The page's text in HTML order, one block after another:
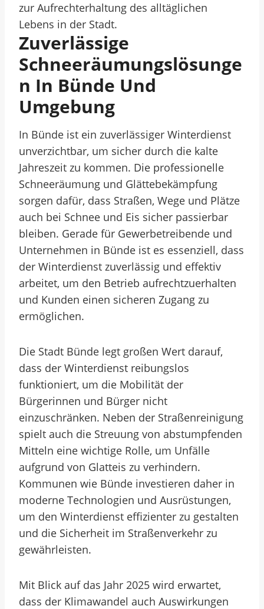
zur Aufrechterhaltung des alltäglichen
Lebens in der Stadt.
Zuverlässige
Schneeräumungslösunge
N In Bünde Und
Umgebung
In Bünde ist ein zuverlässiger Winterdienst
unverzichtbar, um sicher durch die kalte
Jahreszeit zu kommen. Die professionelle
Schneeräumung und Glättebekämpfung
sorgen dafür, dass Straßen, Wege und Plätze
auch bei Schnee und Eis sicher passierbar
bleiben. Gerade für Gewerbetreibende und
Unternehmen in Bünde ist es essenziell, dass
der Winterdienst zuverlässig und effektiv
arbeitet, um den Betrieb aufrechtzuerhalten
und Kunden einen sicheren Zugang zu
ermöglichen.
Die Stadt Bünde legt großen Wert darauf,
dass der Winterdienst reibungslos
funktioniert, um die Mobilität der
Bürgerinnen und Bürger nicht
einzuschränken. Neben der Straßenreinigung
spielt auch die Streuung von abstumpfenden
Mitteln eine wichtige Rolle, um Unfälle
aufgrund von Glatteis zu verhindern.
Kommunen wie Bünde investieren daher in
moderne Technologien und Ausrüstungen,
um den Winterdienst effizienter zu gestalten
und die Sicherheit im Straßenverkehr zu
gewährleisten.
Mit Blick auf das Jahr 2025 wird erwartet,
dass der Klimawandel auch Auswirkungen